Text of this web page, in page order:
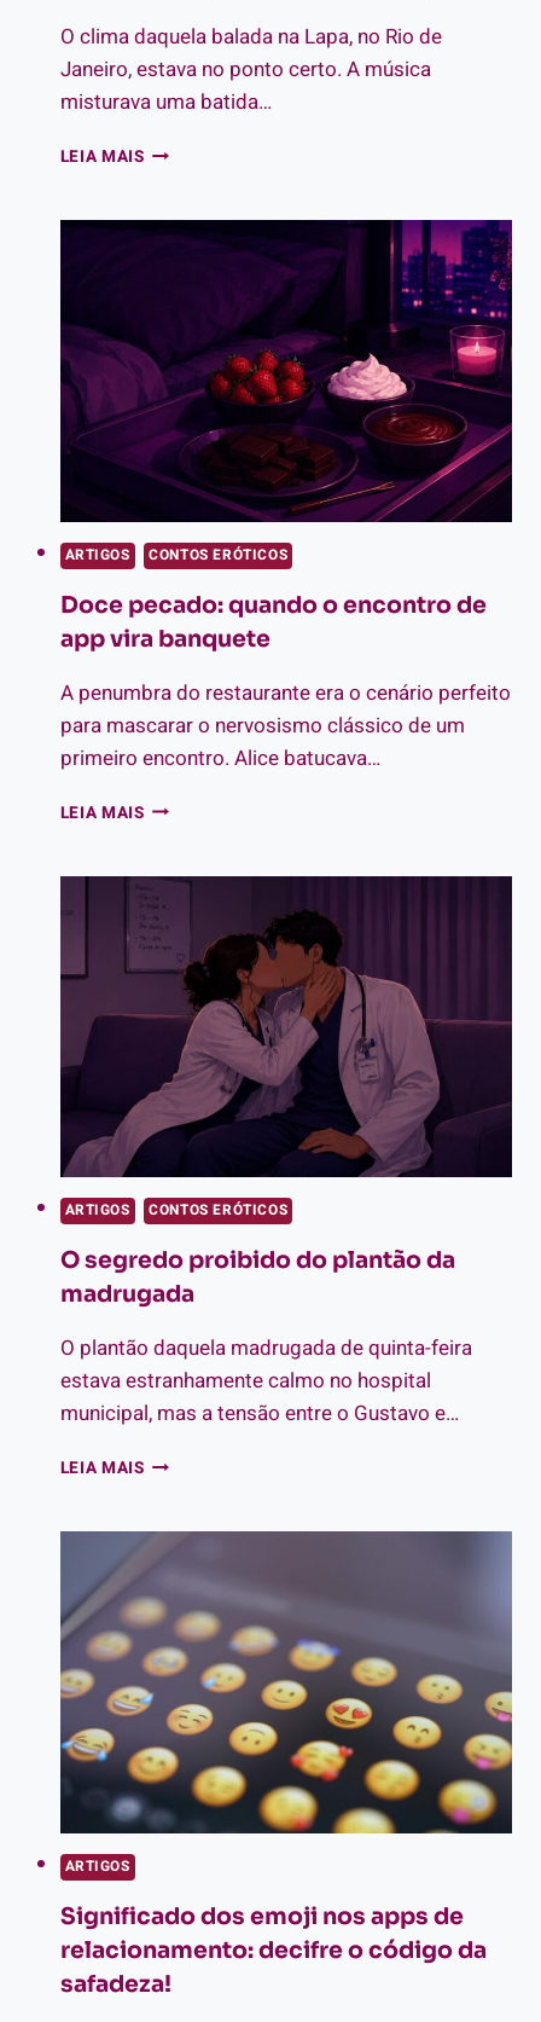
O clima daquela balada na Lapa, no Rio de
Janeiro, estava no ponto certo. A música
misturava uma batida…
LEIA MAISA
QUE
ARTIGOS CONTOS ERÓTICOS
Doce pecado: quando o encontro de
app vira banquete
A penumbra do restaurante era o cenário perfeito
para mascarar o nervosismo clássico de um
primeiro encontro. Alice batucava…
LEIA MAISDOCE
O
ENCONTRO
DE
APP
VIRA
BANQUETE
ARTIGOS CONTOS ERÓTICOS
O segredo proibido do plantão da
madrugada
O plantão daquela madrugada de quinta-feira
estava estranhamente calmo no hospital
municipal, mas a tensão entre o Gustavo e…
LEIA MAISO
DO
MADRUGADA
ARTIGOS
Significado dos emoji nos apps de
relacionamento: decifre o código da
safadeza!